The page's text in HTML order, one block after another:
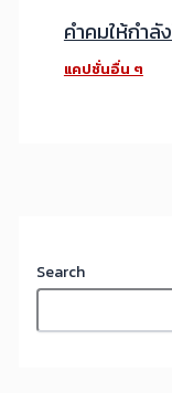
คำคมให้กำลั
แคปชั่นอื่น ๆ
Search